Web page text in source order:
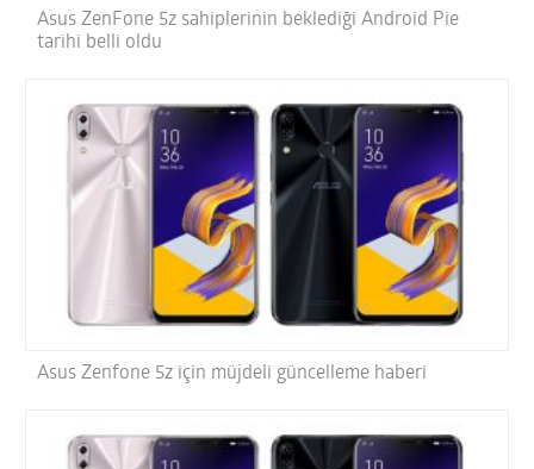
Asus ZenFone 5z sahiplerinin beklediği Android Pie
tarihi belli oldu
Asus Zenfone 5z için müjdeli güncelleme haberi